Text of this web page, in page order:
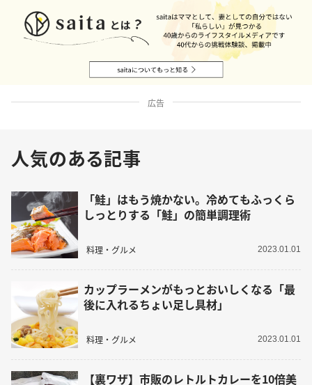
広告
人気のある記事
「鮭」はもう焼かない。冷めてもふっくら
しっとりする「鮭」の簡単調理術
料理・グルメ 2023.01.01
カップラーメンがもっとおいしくなる「最
後に入れるちょい足し具材」
料理・グルメ 2023.01.01
【裏ワザ】市販のレトルトカレーを10倍美